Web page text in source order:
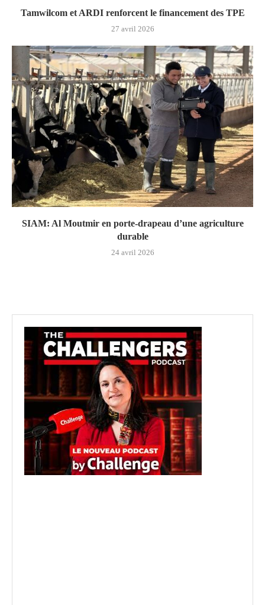
Tamwilcom et ARDI renforcent le financement des TPE
27 avril 2026
SIAM: Al Moutmir en porte-drapeau d’une agriculture
durable
24 avril 2026